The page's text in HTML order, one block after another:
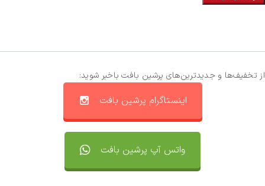
از تخفیف‌ها و جدیدترین‌های پرشین بافت باخبر شوید:
اینستاگرام پرشین بافت
واتس آپ پرشین بافت